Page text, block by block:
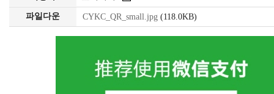
파일다운 CYKC_QR_small.jpg (118.0KB)